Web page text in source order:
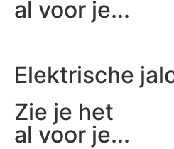
al voor je...
Elektrische
Zie je het
al voor je...